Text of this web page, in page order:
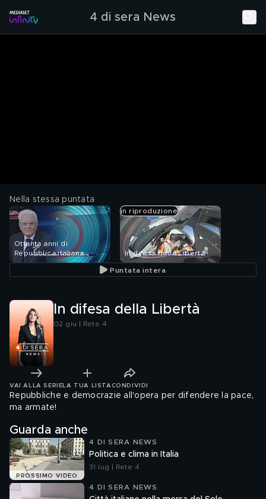
4 di sera News
Nella stessa puntata
Ottanta anni di
Repubblica italiana
in riproduzione
In difesa della Libertà
Puntata intera
In difesa della Libertà
02 giu | Rete 4
VAI ALLA SERIE LA TUA LISTA CONDIVIDI
Repubbliche e democrazie all'opera per difendere la pace,
ma armate!
Guarda anche
PROSSIMO VIDEO
4 DI SERA NEWS
Politica e clima in Italia
31 lug | Rete 4
4 DI SERA NEWS